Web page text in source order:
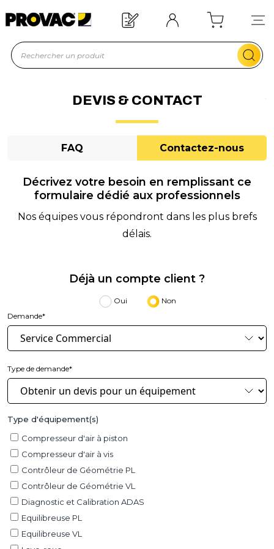
équipement ? Devis rapide !
DEVIS & CONTACT
FAQ Contactez-nous
Décrivez votre besoin en remplissant ce
formulaire dédié aux professionnels
Nos équipes vous répondront dans les plus brefs
délais.
Déjà un compte client ?
Oui
Non
Demande*
Type de demande*